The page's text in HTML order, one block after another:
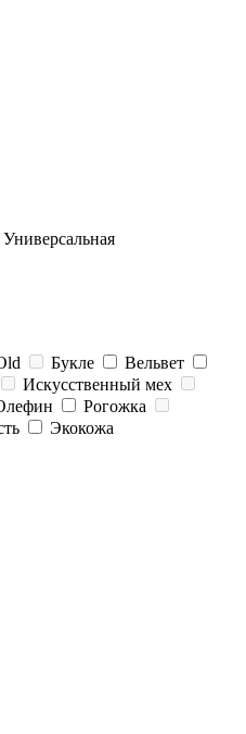
Универсальная
Букле
Вельвет
Искусственный мех
Рогожка
Экокожа